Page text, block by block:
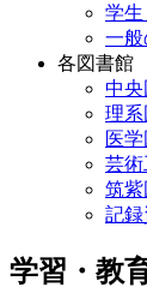
学
一
各図書館
中
理
医
芸
筑
記
学習・教